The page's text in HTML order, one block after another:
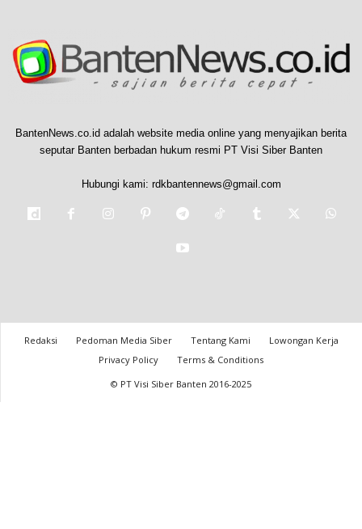
BantenNews.co.id adalah website media online yang menyajikan berita
seputar Banten berbadan hukum resmi PT Visi Siber Banten
Hubungi kami: rdkbantennews@gmail.com
Redaksi Pedoman Media Siber Tentang Kami
Lowongan Kerja
Privacy Policy
Terms & Conditions
© PT Visi Siber Banten 2016-2025